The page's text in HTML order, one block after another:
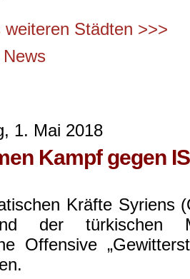
weiteren Städten >>>
1. Mai 2018
Kampf gegen
Kräfte Syriens
der türkischen
Offensive